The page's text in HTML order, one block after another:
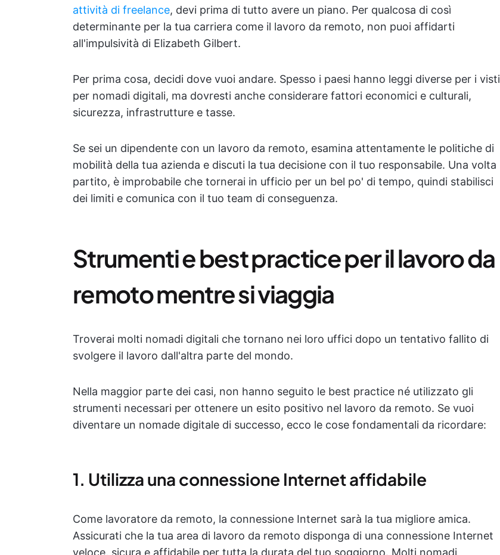
attività di freelance, devi prima di tutto avere un piano. Per qualcosa di così
determinante per la tua carriera come il lavoro da remoto, non puoi affidarti
all'impulsività di Elizabeth Gilbert.
Per prima cosa, decidi dove vuoi andare. Spesso i paesi hanno leggi diverse per i visti
per nomadi digitali, ma dovresti anche considerare fattori economici e culturali,
sicurezza, infrastrutture e tasse.
Se sei un dipendente con un lavoro da remoto, esamina attentamente le politiche di
mobilità della tua azienda e discuti la tua decisione con il tuo responsabile. Una volta
partito, è improbabile che tornerai in ufficio per un bel po' di tempo, quindi stabilisci
dei limiti e comunica con il tuo team di conseguenza.
Strumenti e best practice per il lavoro da
remoto mentre si viaggia
Troverai molti nomadi digitali che tornano nei loro uffici dopo un tentativo fallito di
svolgere il lavoro dall'altra parte del mondo.
Nella maggior parte dei casi, non hanno seguito le best practice né utilizzato gli
strumenti necessari per ottenere un esito positivo nel lavoro da remoto. Se vuoi
diventare un nomade digitale di successo, ecco le cose fondamentali da ricordare:
1. Utilizza una connessione Internet affidabile
Come lavoratore da remoto, la connessione Internet sarà la tua migliore amica.
Assicurati che la tua area di lavoro da remoto disponga di una connessione Internet
veloce, sicura e affidabile per tutta la durata del tuo soggiorno. Molti nomadi